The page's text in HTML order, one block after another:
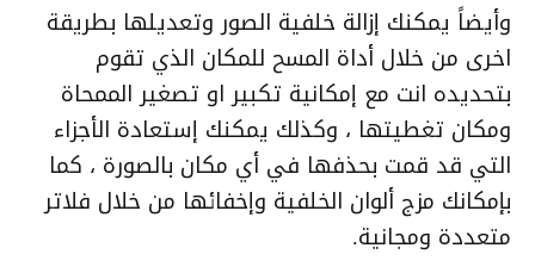
وأيضاً يمكنك إزالة خلفية الصور وتعديلها بطريقة
اخرى من خلال أداة المسح للمكان الذي تقوم
بتحديده انت مع إمكانية تكبير او تصغير الممحاة
ومكان تغطيتها ، وكذلك يمكنك إستعادة الأجزاء
التي قد قمت بحذفها في أي مكان بالصورة ، كما
بإمكانك مزج ألوان الخلفية وإخفائها من خلال فلاتر
متعددة ومجانية.